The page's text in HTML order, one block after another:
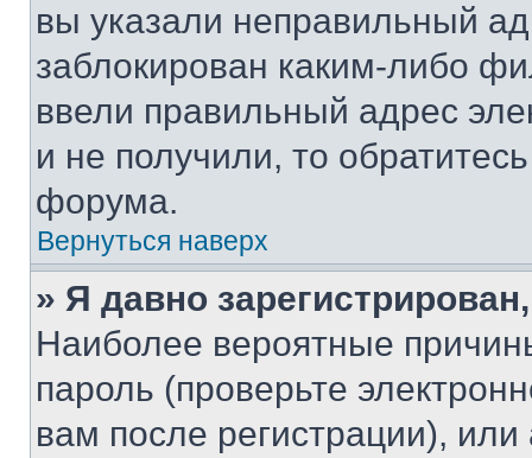
вы указали неправильный
заблокирован каким-либо
ввели правильный адрес
и не получили, то
форума.
Вернуться наверх
» Я давно
Наиболее вероятные
пароль (проверьте
вам после регистрации),